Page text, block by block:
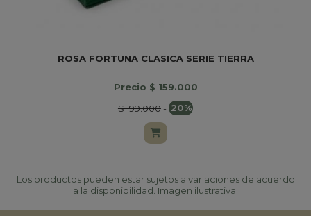
ROSA FORTUNA CLASICA SERIE TIERRA
Precio $ 159.000
$ 199.000- 20%
Los productos pueden estar sujetos a variaciones de acuerdo
a la disponibilidad. Imagen ilustrativa.